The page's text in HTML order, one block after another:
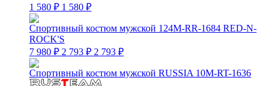
1 580 ₽ 1 580 ₽
Спортивный костюм мужской 124M-RR-1684 RED-N-
ROCK'S
7 980 ₽ 2 793 ₽ 2 793 ₽
Спортивный костюм мужской RUSSIA 10M-RT-1636